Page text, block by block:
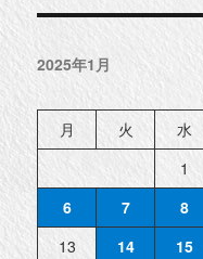
2025年1月
月 火 水
1
6
7 8
13
14 15